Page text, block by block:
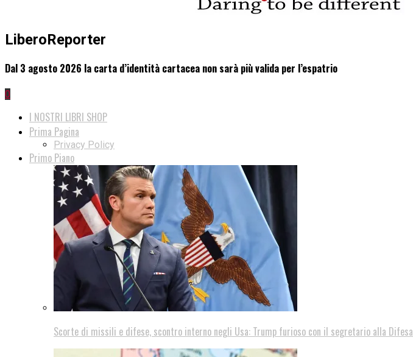
LiberoReporter
Dal 3 agosto 2026 la carta d’identità cartacea non sarà più valida per l’espatrio
0
I NOSTRI LIBRI SHOP
Prima Pagina
Privacy Policy
Primo Piano
Scorte di missili e difese, scontro interno negli Usa: Trump furioso con il segretario alla Difesa